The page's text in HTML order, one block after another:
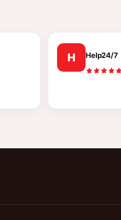
H Help24/7